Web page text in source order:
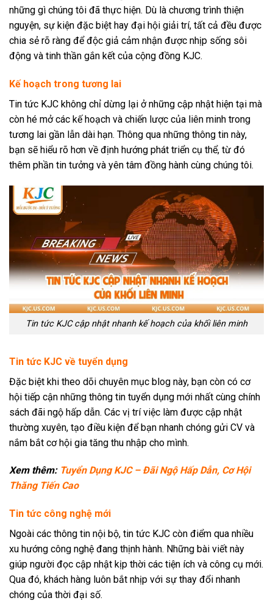
những gì chúng tôi đã thực hiện. Dù là chương trình thiện
nguyện, sự kiện đặc biệt hay đại hội giải trí, tất cả đều được
chia sẻ rõ ràng để độc giả cảm nhận được nhịp sống sôi
động và tinh thần gắn kết của cộng đồng KJC.
Kế hoạch trong tương lai
Tin tức KJC không chỉ dừng lại ở những cập nhật hiện tại mà
còn hé mở các kế hoạch và chiến lược của liên minh trong
tương lai gần lẫn dài hạn. Thông qua những thông tin này,
bạn sẽ hiểu rõ hơn về định hướng phát triển cụ thể, từ đó
thêm phần tin tưởng và yên tâm đồng hành cùng chúng tôi.
Tin tức KJC cập nhật nhanh kế hoạch của khối liên minh
Tin tức KJC về tuyển dụng
Đặc biệt khi theo dõi chuyên mục blog này, bạn còn có cơ
hội tiếp cận những thông tin tuyển dụng mới nhất cùng chính
sách đãi ngộ hấp dẫn. Các vị trí việc làm được cập nhật
thường xuyên, tạo điều kiện để bạn nhanh chóng gửi CV và
nắm bắt cơ hội gia tăng thu nhập cho mình.
Xem thêm: Tuyển Dụng KJC – Đãi Ngộ Hấp Dẫn, Cơ Hội
Thăng Tiến Cao
Tin tức công nghệ mới
Ngoài các thông tin nội bộ, tin tức KJC còn điểm qua nhiều
xu hướng công nghệ đang thịnh hành. Những bài viết này
giúp người đọc cập nhật kịp thời các tiện ích và công cụ mới.
Qua đó, khách hàng luôn bắt nhịp với sự thay đổi nhanh
chóng của thời đại số.